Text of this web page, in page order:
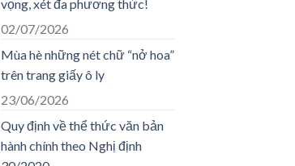
vọng, xét đa phương thức!
02/07/2026
Mùa hè những nét chữ “nở hoa”
trên trang giấy ô ly
23/06/2026
Quy định về thể thức văn bản
hành chính theo Nghị định